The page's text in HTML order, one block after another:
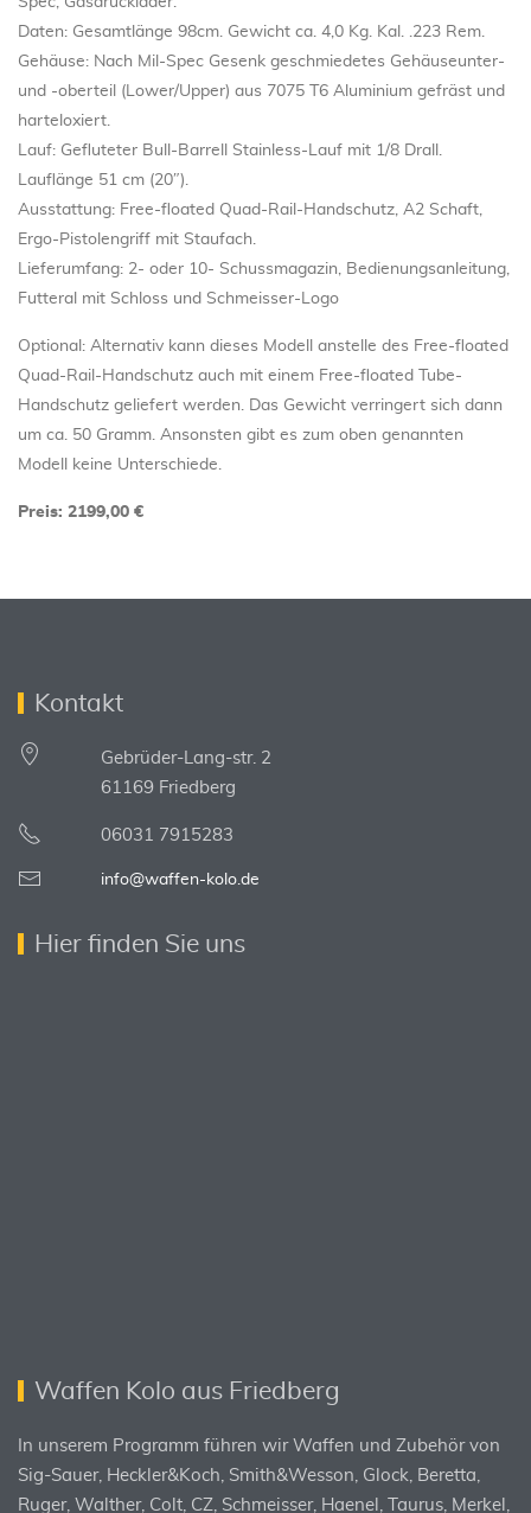
Daten: Gesamtlänge 98cm. Gewicht ca. 4,0 Kg. Kal. .223 Rem.
Gehäuse: Nach Mil-Spec Gesenk geschmiedetes Gehäuseunter-
und -oberteil (Lower/Upper) aus 7075 T6 Aluminium gefräst und
harteloxiert.
Lauf: Gefluteter Bull-Barrell Stainless-Lauf mit 1/8 Drall.
Lauflänge 51 cm (20″).
Ausstattung: Free-floated Quad-Rail-Handschutz, A2 Schaft,
Ergo-Pistolengriff mit Staufach.
Lieferumfang: 2- oder 10- Schussmagazin, Bedienungsanleitung,
Futteral mit Schloss und Schmeisser-Logo
Optional: Alternativ kann dieses Modell anstelle des Free-floated
Quad-Rail-Handschutz auch mit einem Free-floated Tube-
Handschutz geliefert werden. Das Gewicht verringert sich dann
um ca. 50 Gramm. Ansonsten gibt es zum oben genannten
Modell keine Unterschiede.
Preis: 2199,00 €
Kontakt
Gebrüder-Lang-str. 2
61169 Friedberg
06031 7915283
info@waffen-kolo.de
Hier finden Sie uns
Waffen Kolo aus Friedberg
In unserem Programm führen wir Waffen und Zubehör von
Sig-Sauer, Heckler&Koch, Smith&Wesson, Glock, Beretta,
Ruger, Walther, Colt, CZ, Schmeisser, Haenel, Taurus, Merkel,